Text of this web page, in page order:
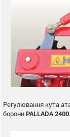
Регулювання кута
борониPALLADA 2400.